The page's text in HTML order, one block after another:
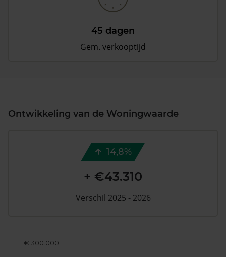
45 dagen
Gem. verkooptijd
Ontwikkeling van de Woningwaarde
€ 300.000
14,8%
+ €43.310
Verschil 2025 - 2026